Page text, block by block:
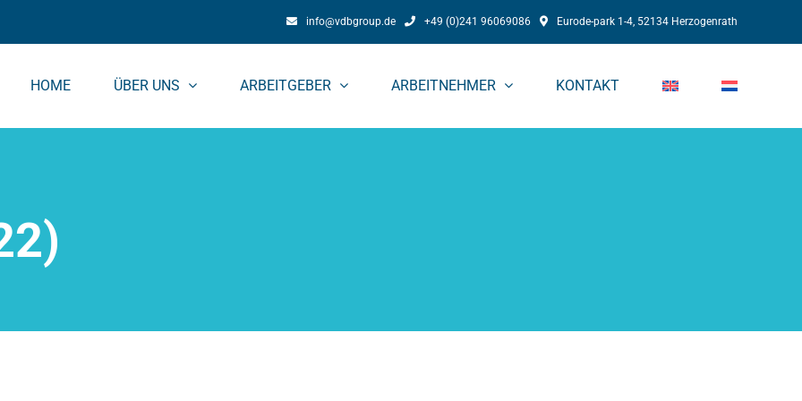
info@vdbgroup.de +49 (0)241 96069086 Eurode-park 1-4, 52134 Herzogenrath
HOME ÜBER UNS ARBEITGEBER ARBEITNEHMER KONTAKT